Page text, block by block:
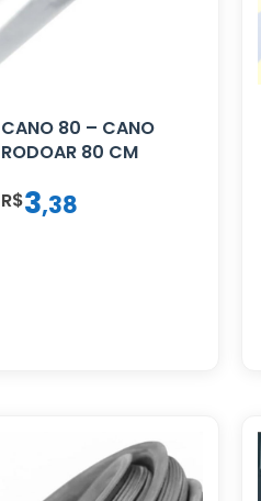
CANO 80 – CANO
RODOAR 80 CM
R$3,38